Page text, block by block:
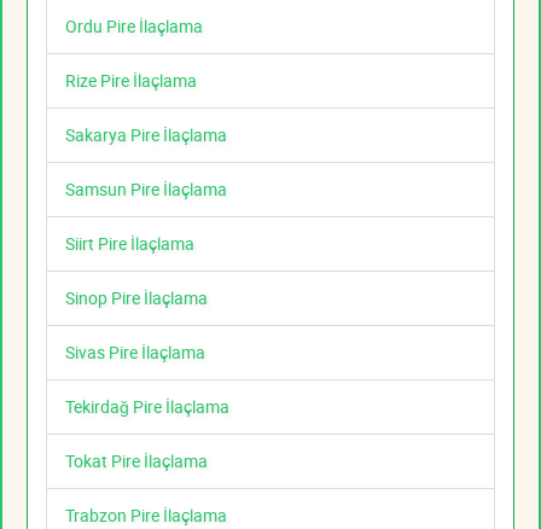
Ordu Pire İlaçlama
Rize Pire İlaçlama
Sakarya Pire İlaçlama
Samsun Pire İlaçlama
Siirt Pire İlaçlama
Sinop Pire İlaçlama
Sivas Pire İlaçlama
Tekirdağ Pire İlaçlama
Tokat Pire İlaçlama
Trabzon Pire İlaçlama